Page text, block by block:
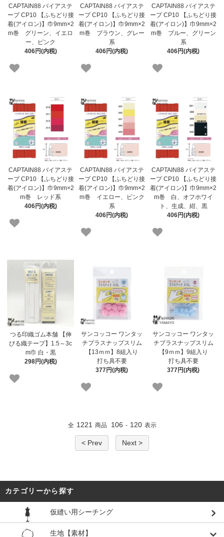
CAPTAIN88 バイアステ
ープ CP10 【ふちどり接
着(アイロン)】巾9mm×2
m巻 グリーン、イエロ
ー、ピンク
406円(内税)
CAPTAIN88 バイアステ
ープ CP10 【ふちどり接
着(アイロン)】巾9mm×2
m巻 ブラウン、グレー
系
406円(内税)
CAPTAIN88 バイアステ
ープ CP10 【ふちどり接
着(アイロン)】巾9mm×2
m巻 ブルー、グリーン
系
406円(内税)
CAPTAIN88 バイアステ
ープ CP10 【ふちどり接
着(アイロン)】巾9mm×2
m巻 レッド系
406円(内税)
CAPTAIN88 バイアステ
ープ CP10 【ふちどり接
着(アイロン)】巾9mm×2
m巻 イエロー、ピンク
系
406円(内税)
CAPTAIN88 バイアステ
ープ CP10 【ふちどり接
着(アイロン)】巾9mm×2
m巻 白、オフホワイ
ト、生成、紺、黒
406円(内税)
つる印織ゴム本舗 【伸
びる織テープ】1.5～3c
m巾 白・黒
298円(内税)
サンコッコー ワンタッ
チプラスナップスリム
【13ｍｍ】8組入り
打ち具不要
377円(内税)
サンコッコー ワンタッ
チプラスナップスリム
【9ｍｍ】9組入り
打ち具不要
377円(内税)
全 1221 商品 106 - 120 表示
< Prev Next >
カテゴリーから探す
仮縫い用シーチング
生地【素材】